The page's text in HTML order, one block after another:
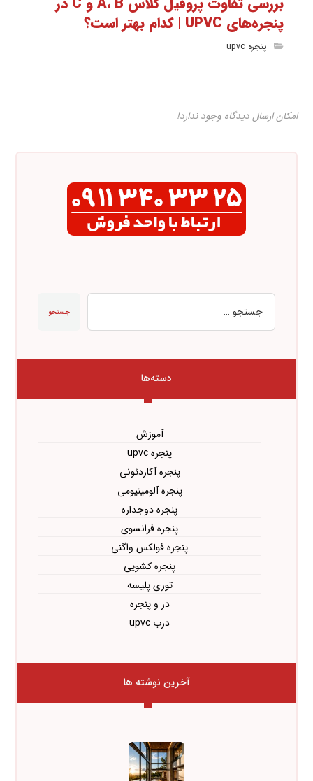
پنجره‌های UPVC | کدام بهتر است؟
پنجره upvc
امکان ارسال دیدگاه وجود ندارد!
جستجو
دسته‌ها
آموزش
پنجره upvc
پنجره آکاردئونی
پنجره آلومینیومی
پنجره دوجداره
پنجره فرانسوی
پنجره فولکس واگنی
پنجره کشویی
توری پلیسه
در و پنجره
درب upvc
آخرین نوشته ها